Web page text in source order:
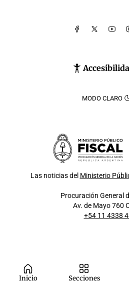
Inicio Secciones
MODO CLARO
Las noticias del Ministerio
Procuración General
Av. de Mayo 760
+54 11 4338